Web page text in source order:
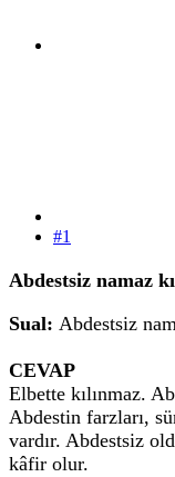
#1
Abdestsiz namaz
Sual: Abdestsiz
CEVAP
Elbette kılınmaz.
Abdestin farzları,
vardır. Abdestsiz
kâfir olur.